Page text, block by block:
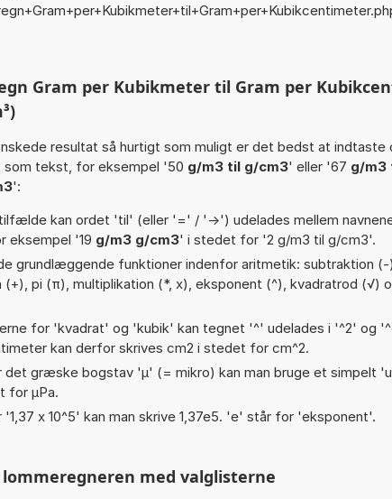
Gram per Kubikmeter til Gram per
resultat så hurtigt som muligt er det bedst at
som tekst, for eksempel '50 g/m3 til g/cm3' eller '67 g/m3
':
kan ordet 'til' (eller '=' / '->') udelades mellem
eksempel '19 g/m3 g/cm3' i stedet for '2 g/m3 til g/cm3'.
grundlæggende funktioner indenfor aritmetik: subtraktion (-
(+), pi (π), multiplikation (*, x), eksponent (^), kvadratrod (√)
for 'kvadrat' og 'kubik' kan tegnet '^' udelades i '^2' og
kan derfor skrives cm2 i stedet for cm^2.
græske bogstav 'µ' (= mikro) kan man bruge et simpelt
for µPa.
x 10^5' kan man skrive 1,37e5. 'e' står for 'eksponent'.
med valglisterne